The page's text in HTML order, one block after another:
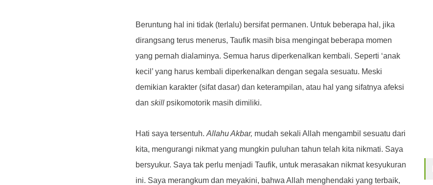
Beruntung hal ini tidak (terlalu) bersifat permanen. Untuk beberapa hal, jika
dirangsang terus menerus, Taufik masih bisa mengingat beberapa momen
yang pernah dialaminya. Semua harus diperkenalkan kembali. Seperti ‘anak
kecil’ yang harus kembali diperkenalkan dengan segala sesuatu. Meski
demikian karakter (sifat dasar) dan keterampilan, atau hal yang sifatnya afeksi
dan skill psikomotorik masih dimiliki.
Hati saya tersentuh. Allahu Akbar, mudah sekali Allah mengambil sesuatu dari
kita, mengurangi nikmat yang mungkin puluhan tahun telah kita nikmati. Saya
bersyukur. Saya tak perlu menjadi Taufik, untuk merasakan nikmat kesyukuran
ini. Saya merangkum dan meyakini, bahwa Allah menghendaki yang terbaik,